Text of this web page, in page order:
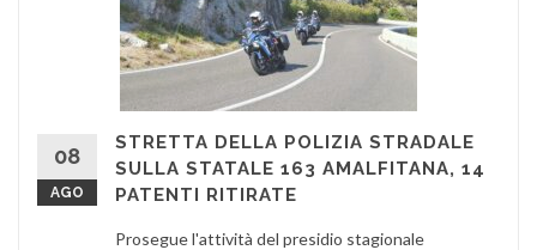
08
AGO
STRETTA DELLA POLIZIA STRADALE
SULLA STATALE 163 AMALFITANA, 14
PATENTI RITIRATE
Prosegue l'attività del presidio stagionale